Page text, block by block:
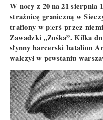
W nocy z 20 na 21 sierpnia
strażnicę graniczną w
trafiony w pierś przez
Zawadzki „Zośka”. Kilka
słynny harcerski batalion
walczył w powstaniu